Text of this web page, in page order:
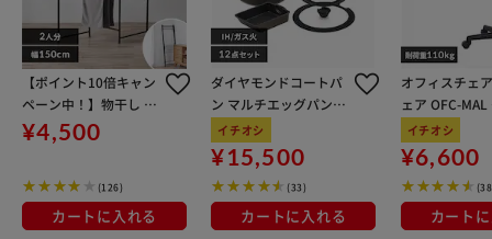
【ポイント10倍キャン
ペーン中！】物干し 室
内用 折りたたみ式 3連
OTM-150R ブラック 一
¥4,500
(126)
カートに入れる
ダイヤモンドコートパ
ン マルチエッグパン入
り 12点セット IHガス
火対応 MEGI-12S ブラ
ウンメタリック
イチオシ
¥15,500
(33)
カートに入れる
オフィスチェ
ェア OFC-
ン
イチオシ
¥6,600
カート